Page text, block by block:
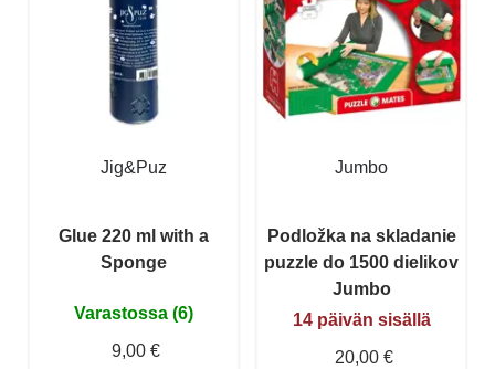
Jig&Puz
Glue 220 ml with a
Sponge
Varastossa (6)
9,00 €
Jumbo
Podložka na skladanie
puzzle do 1500 dielikov
Jumbo
14 päivän sisällä
20,00 €